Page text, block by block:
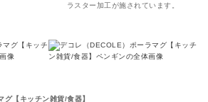
ラスター加工が施されています。
【キッチン雑貨/食器】